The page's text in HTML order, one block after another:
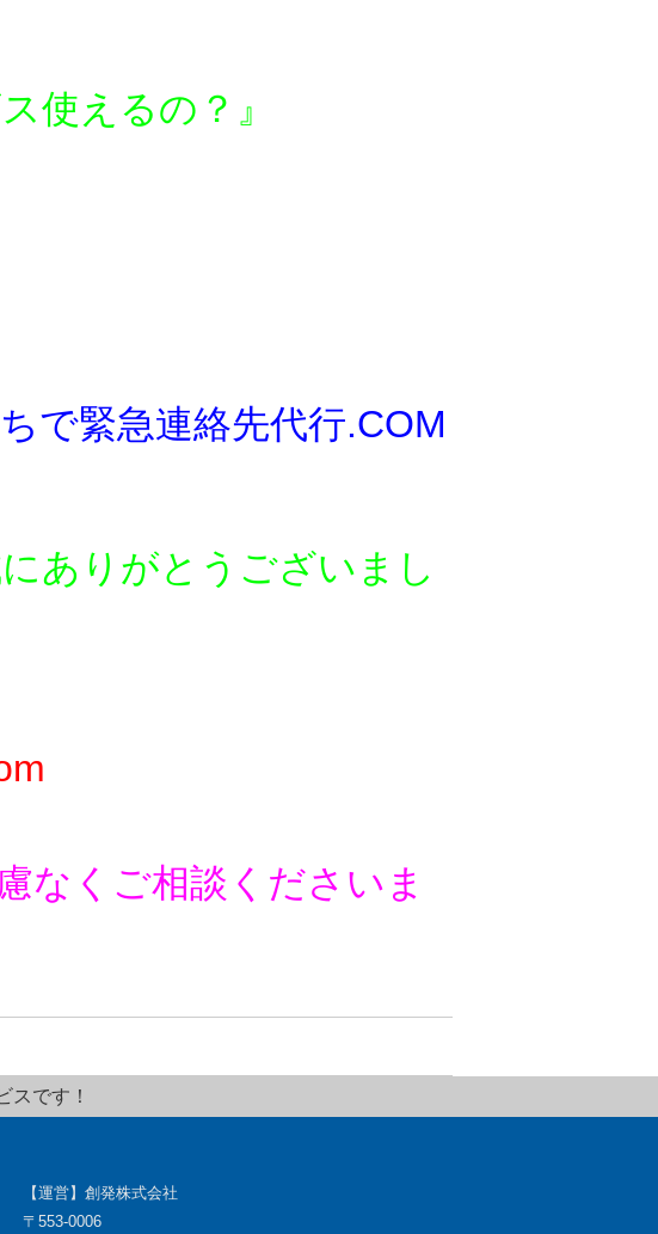
使えるの？』
で緊急連絡先代行.COM
ありがとう ございまし
なく ご相談くださいま
スです！
【運営】創発株式会社
〒553-0006